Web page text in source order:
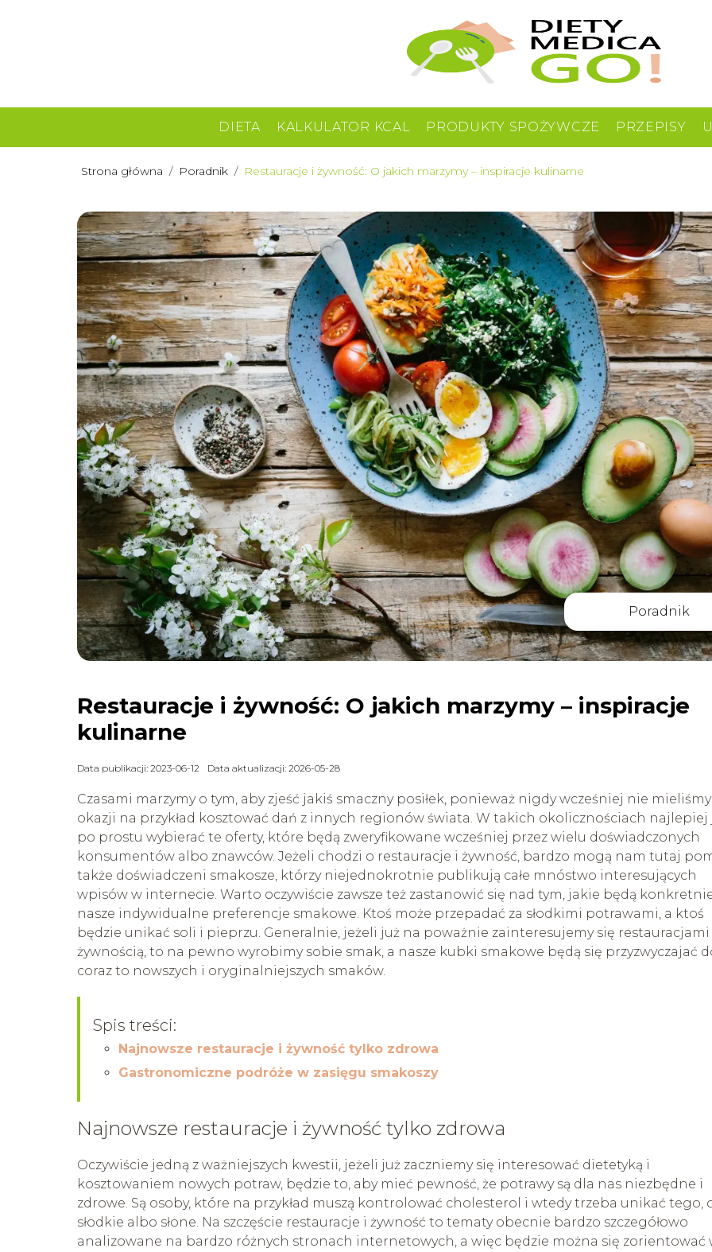
DIETA KALKULATOR KCAL PRODUKTY SPOŻYWCZE PRZEPISY
Strona główna / Poradnik / Restauracje i żywność: O jakich marzymy – inspiracje kulinarne
Poradnik
Restauracje i żywność: O jakich marzymy – inspiracje
kulinarne
Data publikacji: 2023-06-12 Data aktualizacji: 2026-05-28
Czasami marzymy o tym, aby zjeść jakiś smaczny posiłek, ponieważ nigdy wcześniej nie mieliśmy
okazji na przykład kosztować dań z innych regionów świata. W takich okolicznościach najlepiej
po prostu wybierać te oferty, które będą zweryfikowane wcześniej przez wielu doświadczonych
konsumentów albo znawców. Jeżeli chodzi o restauracje i żywność, bardzo mogą nam tutaj
także doświadczeni smakosze, którzy niejednokrotnie publikują całe mnóstwo interesujących
wpisów w internecie. Warto oczywiście zawsze też zastanowić się nad tym, jakie będą
nasze indywidualne preferencje smakowe. Ktoś może przepadać za słodkimi potrawami, a ktoś
będzie unikać soli i pieprzu. Generalnie, jeżeli już na poważnie zainteresujemy się restauracjami
żywnością, to na pewno wyrobimy sobie smak, a nasze kubki smakowe będą się przyzwyczajać
coraz to nowszych i oryginalniejszych smaków.
Spis treści:
Najnowsze restauracje i żywność tylko zdrowa
Gastronomiczne podróże w zasięgu smakoszy
Najnowsze restauracje i żywność tylko zdrowa
Oczywiście jedną z ważniejszych kwestii, jeżeli już zaczniemy się interesować dietetyką i
kosztowaniem nowych potraw, będzie to, aby mieć pewność, że potrawy są dla nas niezbędne i
zdrowe. Są osoby, które na przykład muszą kontrolować cholesterol i wtedy trzeba unikać tego,
słodkie albo słone. Na szczęście restauracje i żywność to tematy obecnie bardzo szczegółowo
analizowane na bardzo różnych stronach internetowych, a więc będzie można się zorientować